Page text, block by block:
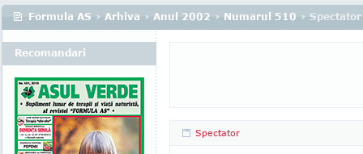
Formula AS › Arhiva › Anul 2002 › Numarul 510 › Spectator
Spectator
Recomandari